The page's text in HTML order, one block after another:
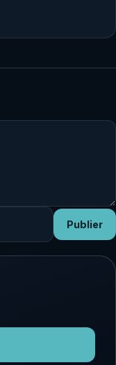
Publier